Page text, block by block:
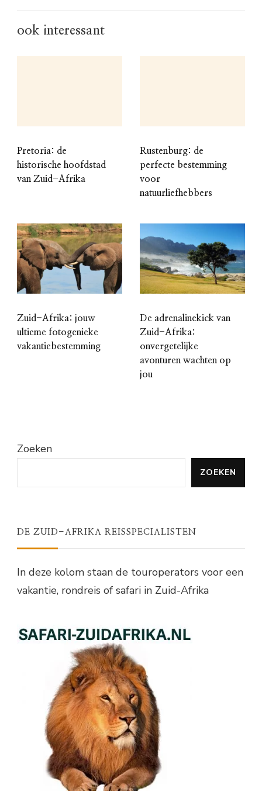
ook interessant
Pretoria: de
historische hoofdstad
van Zuid-Afrika
Rustenburg: de
perfecte bestemming
voor
natuurliefhebbers
Zuid-Afrika: jouw
ultieme fotogenieke
vakantiebestemming
De adrenalinekick van
Zuid-Afrika:
onvergetelijke
avonturen wachten op
jou
Zoeken
ZOEKEN
DE ZUID-AFRIKA REISSPECIALISTEN
In deze kolom staan de touroperators voor een
vakantie, rondreis of safari in Zuid-Afrika